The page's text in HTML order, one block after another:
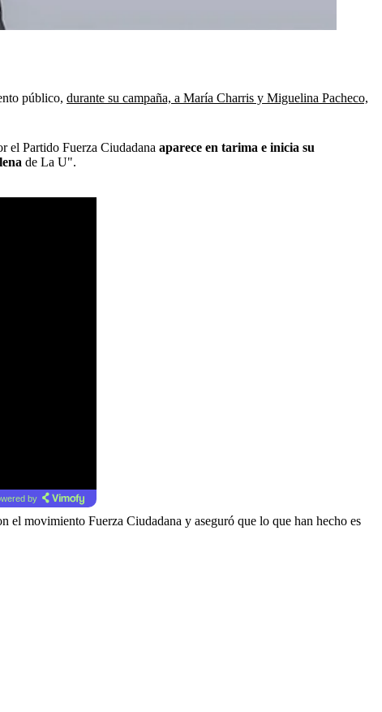
público, durante su campaña, a María Charris y Miguelina Pacheco,
el Partido Fuerza Ciudadana aparece en tarima e inicia su
de La U".
by
el movimiento Fuerza Ciudadana y aseguró que lo que han hecho es